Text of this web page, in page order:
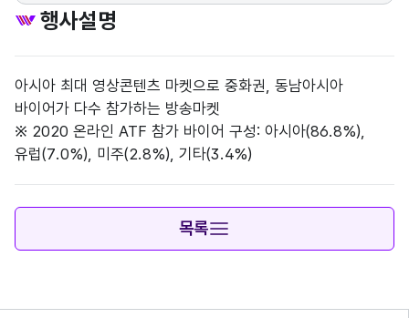
행사설명
아시아 최대 영상콘텐츠 마켓으로 중화권, 동남아시아
바이어가 다수 참가하는 방송마켓
※ 2020 온라인 ATF 참가 바이어 구성: 아시아(86.8%),
유럽(7.0%), 미주(2.8%), 기타(3.4%)
목록